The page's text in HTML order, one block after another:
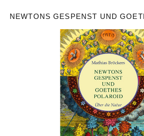
NEWTONS GESPENST UND